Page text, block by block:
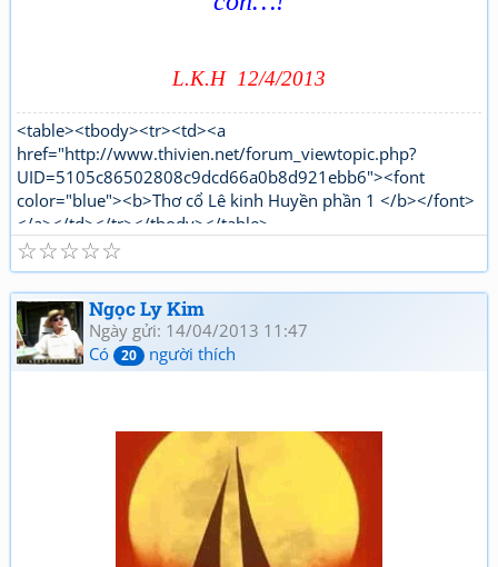
L.K.H 12/4/2013
<table><tbody><tr><td><a
href="http://www.thivien.net/forum_viewtopic.php?
UID=5105c86502808c9dcd66a0b8d921ebb6"><font
color="blue"><b>Thơ cổ Lê kinh Huyền phần 1 </b></font>
</a></td></tr></tbody></table>
"http://www.thivien.net/forum_viewtopic.php?
UID=bkDYrcuJOSk9GouaL4BqFQ"><font color="red">
<b>Thơ mới Lê kinh Huyền phần 1</b></font></a></td>
</tr></tbody></table>[/html]
☆
☆
☆
☆
☆
Ngọc Ly Kim
Ngày gửi: 14/04/2013 11:47
Có
20 người thích